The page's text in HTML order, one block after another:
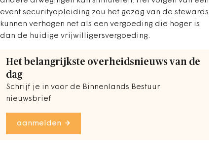
event securityopleiding zou het gezag van de stewards
kunnen verhogen net als een vergoeding die hoger is
dan de huidige vrijwilligersvergoeding.
Het belangrijkste overheidsnieuws van de
dag
Schrijf je in voor de Binnenlands Bestuur
nieuwsbrief
aanmelden